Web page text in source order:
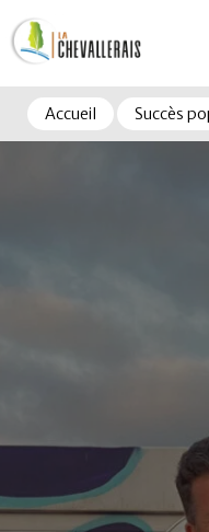
Accueil Succès